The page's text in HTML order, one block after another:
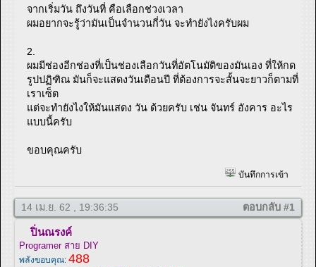
จากเริ่มวัน ถึงวันที่ คือเลือกช่วงเวลา
ผมอยากจะรู้ว่ามันเป็นจำนวนกี่วัน จะทำยังไงครับผม
2.
ผมมีช่องอีกช่องที่เป็นช่องเลือกวันที่อัตโนมัติของมันเอง ที่ให้กด
รูปปฏิฑิณ มันก็จะแสดงวันเดือนปี ที่ต้องการจะสั้นจะยาวก็ตามที่
เราเซ็ต
แต่จะทำยังไงให้มันแสดง วัน ด้วยครับ เช่น จันทร์ อังคาร อะไร
แบบนี้ครับ
ขอบคุณครับ
บันทึกการเข้า
14 เม.ย. 62 , 19:36:35 ตอบกลับ #1
ปิ่นณรงค์
Programer สาย DIY
พลังขอบคุณ: 488